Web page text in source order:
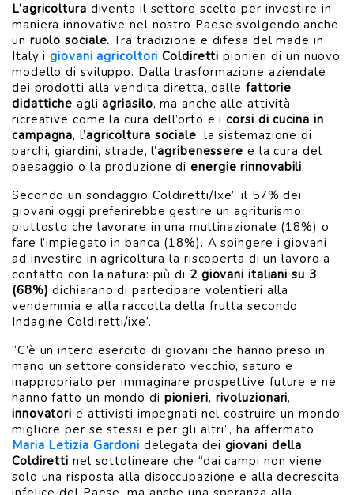
L’agricoltura diventa il settore scelto per investire in
maniera innovative nel nostro Paese svolgendo anche
un ruolo sociale.Tra tradizione e difesa del made in
Italy i giovani agricoltori Coldirettipionieri di un nuovo
modello di sviluppo. Dalla trasformazione aziendale
dei prodotti alla vendita diretta, dalle fattorie
didattiche agliagriasilo, ma anche alle attività
ricreative come la cura dell’orto e icorsi di cucina in
campagna, l’agricoltura sociale, la sistemazione di
parchi, giardini, strade, l’agribenessere e la cura del
paesaggio o la produzione dienergie rinnovabili.
Secondo un sondaggio Coldiretti/Ixe’, il 57% dei
giovani oggi preferirebbe gestire un agriturismo
piuttosto che lavorare in una multinazionale (18%) o
fare l’impiegato in banca (18%). A spingere i giovani
ad investire in agricoltura la riscoperta di un lavoro a
contatto con la natura: più di 2 giovani italiani su 3
(68%) dichiarano di partecipare volentieri alla
vendemmia e alla raccolta della frutta secondo
Indagine Coldiretti/ixe’.
“C’è un intero esercito di giovani che hanno preso in
mano un settore considerato vecchio, saturo e
inappropriato per immaginare prospettive future e ne
hanno fatto un mondo di pionieri, rivoluzionari,
innovatori e attivisti impegnati nel costruire un mondo
migliore per se stessi e per gli altri”, ha affermato
Maria Letizia Gardoni delegata dei giovani della
Coldiretti nel sottolineare che “dai campi non viene
solo una risposta alla disoccupazione e alla decrescita